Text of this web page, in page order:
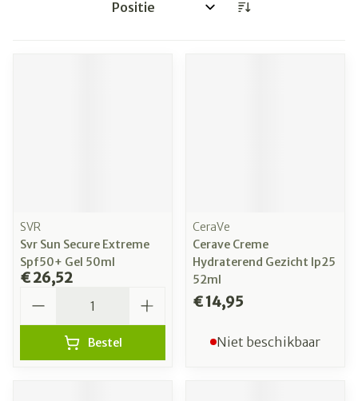
Sorteer op:
SVR
Svr Sun Secure Extreme
Spf50+ Gel 50ml
€ 26,52
Bestel
CeraVe
Cerave Creme
Hydraterend Gezicht Ip25
52ml
€ 14,95
Niet beschikbaar